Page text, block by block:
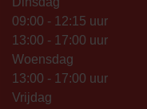
09:00 - 12:15 uur
13:00 - 17:00 uur
Woensdag
13:00 - 17:00 uur
Vrijdag